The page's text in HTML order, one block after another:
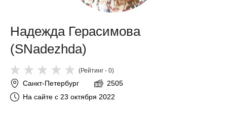
Надежда Герасимова
(SNadezhda)
(Рейтинг - 0)
Санкт-Петербург
2505
На сайте с 23 октября 2022